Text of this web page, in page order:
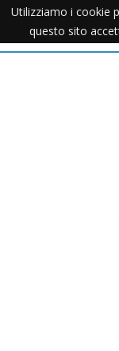
Utilizziamo i cookie
questo sito